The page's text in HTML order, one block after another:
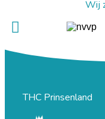
Wij
THC Prinsenland